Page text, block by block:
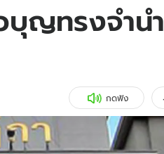
วัยรุ่น
สุขภาพ
เที่ยว-กิน
Tasteful Thailand
ญทรงจำน
กดฟัง